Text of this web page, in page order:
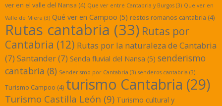
ver en el valle del Nansa (4) Que ver entre Cantabria y Burgos (3) Que ver en
Valle de Miera (3) Qué ver en Campoo (5) restos romanos cantabria (4)
Rutas cantabria (33) Rutas por
Cantabria (12) Rutas por la naturaleza de Cantabria
(7) Santander(7) Senda fluvial del Nansa (5) senderismo
cantabria (8) Senderismo por Cantabria (3) senderos cantabria (3)
Turismo Campoo (4) turismo Cantabria (29)
Turismo Castilla León (9) Turismo cultural y